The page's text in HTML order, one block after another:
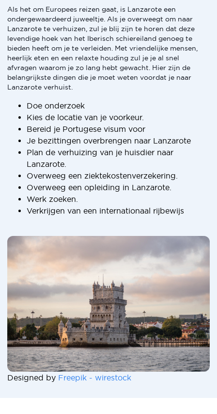
Als het om Europees reizen gaat, is Lanzarote een
ondergewaardeerd juweeltje. Als je overweegt om naar
Lanzarote te verhuizen, zul je blij zijn te horen dat deze
levendige hoek van het Iberisch schiereiland genoeg te
bieden heeft om je te verleiden. Met vriendelijke mensen,
heerlijk eten en een relaxte houding zul je je al snel
afvragen waarom je zo lang hebt gewacht. Hier zijn de
belangrijkste dingen die je moet weten voordat je naar
Lanzarote verhuist.
Doe onderzoek
Kies de locatie van je voorkeur.
Bereid je Portugese visum voor
Je bezittingen overbrengen naar Lanzarote
Plan de verhuizing van je huisdier naar
Lanzarote.
Overweeg een ziektekostenverzekering.
Overweeg een opleiding in Lanzarote.
Werk zoeken.
Verkrijgen van een internationaal rijbewijs
Designed by Freepik - wirestock